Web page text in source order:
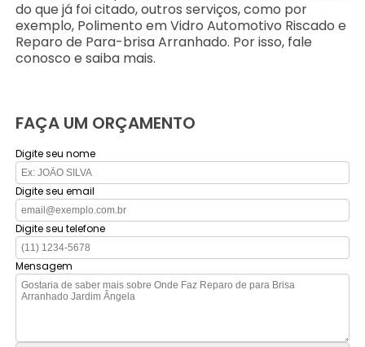
do que já foi citado, outros serviços, como por
exemplo, Polimento em Vidro Automotivo Riscado e
Reparo de Para-brisa Arranhado. Por isso, fale
conosco e saiba mais.
FAÇA UM ORÇAMENTO
Digite seu nome
Digite seu email
Digite seu telefone
Mensagem